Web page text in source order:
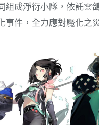
組成淨衍小隊，依託靈
事件，全力應對魘化之